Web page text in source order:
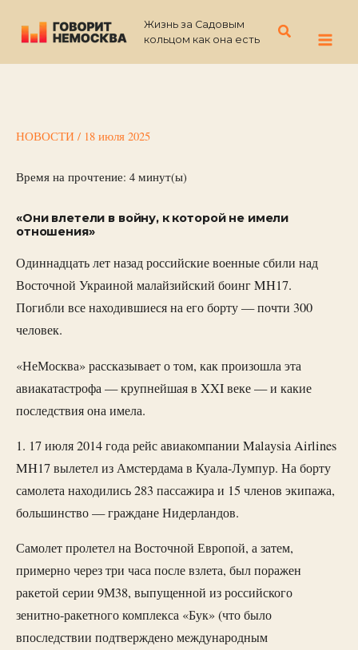
содержимому
Жизнь за Садовым
кольцом как она есть
Поиск
НОВОСТИ / 18 июля 2025
Время на прочтение: 4 минут(ы)
«Они влетели в войну, к которой не имели
отношения»
Одиннадцать лет назад российские военные сбили над
Восточной Украиной малайзийский боинг MH17.
Погибли все находившиеся на его борту — почти 300
человек.
«НеМосква» рассказывает о том, как произошла эта
авиакатастрофа — крупнейшая в XXI веке — и какие
последствия она имела.
1. 17 июля 2014 года рейс авиакомпании Malaysia Airlines
MH17 вылетел из Амстердама в Куала-Лумпур. На борту
самолета находились 283 пассажира и 15 членов экипажа,
большинство — граждане Нидерландов.
Самолет пролетел на Восточной Европой, а затем,
примерно через три часа после взлета, был поражен
ракетой серии 9М38, выпущенной из российского
зенитно-ракетного комплекса «Бук» (что было
впоследствии подтверждено международным